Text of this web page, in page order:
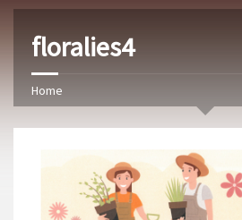
floralies4
Home